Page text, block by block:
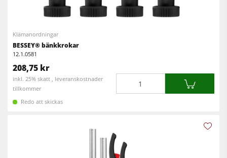
Klämanordningar
BESSEY® bänkkrokar
12.1.0581
208,75 kr
inkl. 25% skatt , leveranskostnader
tillkommer
Redo att skickas